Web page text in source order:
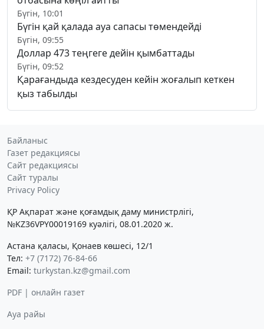
Бүгін, 10:01
Бүгін қай қалада ауа сапасы төмендейді
Бүгін, 09:55
Доллар 473 теңгеге дейін қымбаттады
Бүгін, 09:52
Қарағандыда кездесуден кейін жоғалып кеткен
қыз табылды
Байланыс
Газет редакциясы
Сайт редакциясы
Сайт туралы
Privacy Policy
ҚР Ақпарат және қоғамдық даму министрлігі,
№KZ36VPY00019169 куәлігі, 08.01.2020 ж.
Астана қаласы, Қонаев көшесі, 12/1
Тел: +7 (7172) 76-84-66
Email: turkystan.kz@gmail.com
PDF | онлайн газет
Ауа райы